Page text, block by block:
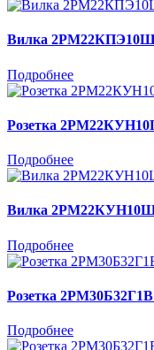
Вилка
Подробнее
Розетка
Подробнее
Вилка
Подробнее
Розетка
Подробнее